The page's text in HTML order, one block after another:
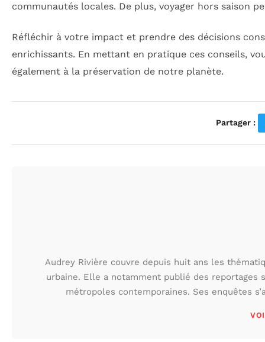
communautés locales. De plus, voyager hors saison
Réfléchir à votre impact et prendre des décisions
enrichissants. En mettant en pratique ces conseils,
également à la préservation de notre planète.
Partager :
Audrey Rivière couvre depuis huit ans les
urbaine. Elle a notamment publié des
métropoles contemporaines. Ses enquêtes